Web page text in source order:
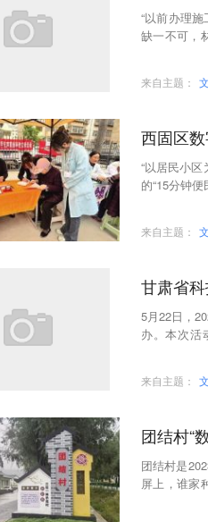
“以前办理
缺一不可，
来自主题：
西固区
“以居民小
的“15分钟
来自主题：
甘肃省
5月22日，
办。本次活
来自主题：
团结村“
团结村是
屏上，谁家